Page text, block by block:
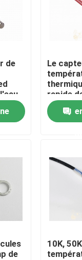
de NTC
de la température
de
Le
rapide
de balle
pour la
café
de
10K,